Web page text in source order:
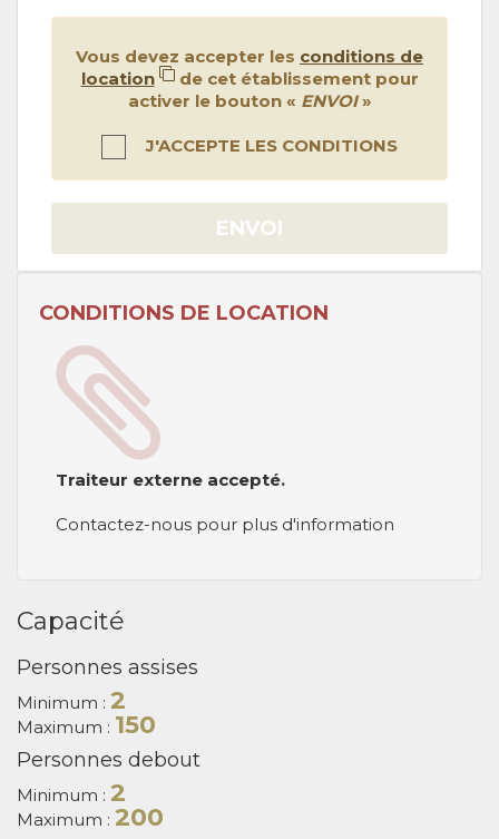
Vous devez accepter les conditions de
location
de cet établissement pour
activer le bouton « ENVOI»
J'ACCEPTE LES CONDITIONS
ENVOI
CONDITIONS DE LOCATION
Traiteur externe accepté.
Contactez-nous pour plus d'information
Capacité
Personnes assises
Minimum : 2
Maximum : 150
Personnes debout
Minimum : 2
Maximum : 200